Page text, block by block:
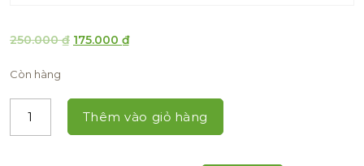
250.000₫ 175.000 ₫
Còn hàng
Thêm vào giỏ hàng